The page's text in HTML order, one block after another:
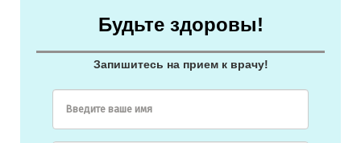
Будьте здоровы!
Запишитесь на прием к врачу!
Введите ваше имя